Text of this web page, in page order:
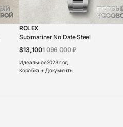
ROLEX
Submariner No Date Steel
$13,1001 096 000 ₽
Идеальное2023 год
Коробка + Документы